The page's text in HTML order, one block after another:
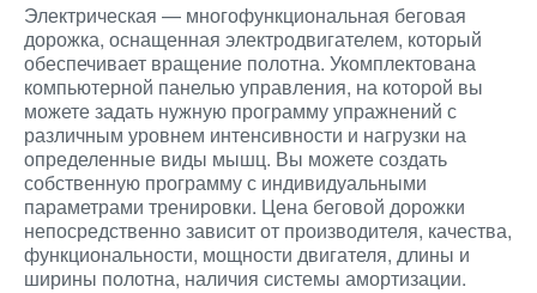
Электрическая — многофункциональная беговая
дорожка, оснащенная электродвигателем, который
обеспечивает вращение полотна. Укомплектована
компьютерной панелью управления, на которой вы
можете задать нужную программу упражнений с
различным уровнем интенсивности и нагрузки на
определенные виды мышц. Вы можете создать
собственную программу с индивидуальными
параметрами тренировки. Цена беговой дорожки
непосредственно зависит от производителя, качества,
функциональности, мощности двигателя, длины и
ширины полотна, наличия системы амортизации.